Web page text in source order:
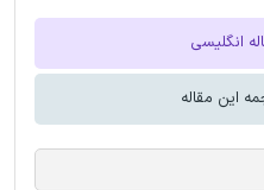
انگلیسی
این مقاله